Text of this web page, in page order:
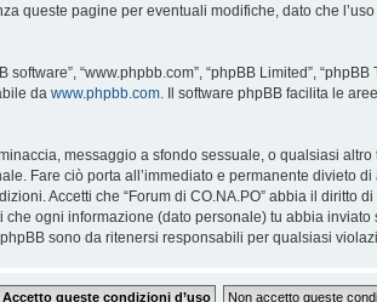
queste pagine per eventuali modifiche, dato che
“www.phpbb.com”, “phpBB Limited”,
da www.phpbb.com. Il software phpBB facilita le
messaggio a sfondo sessuale, o qualsiasi
Fare ciò porta all’immediato e permanente divieto
Accetti che “Forum di CO.NA.PO” abbia il diritto
ogni informazione (dato personale) tu abbia
sono da ritenersi responsabili per qualsiasi